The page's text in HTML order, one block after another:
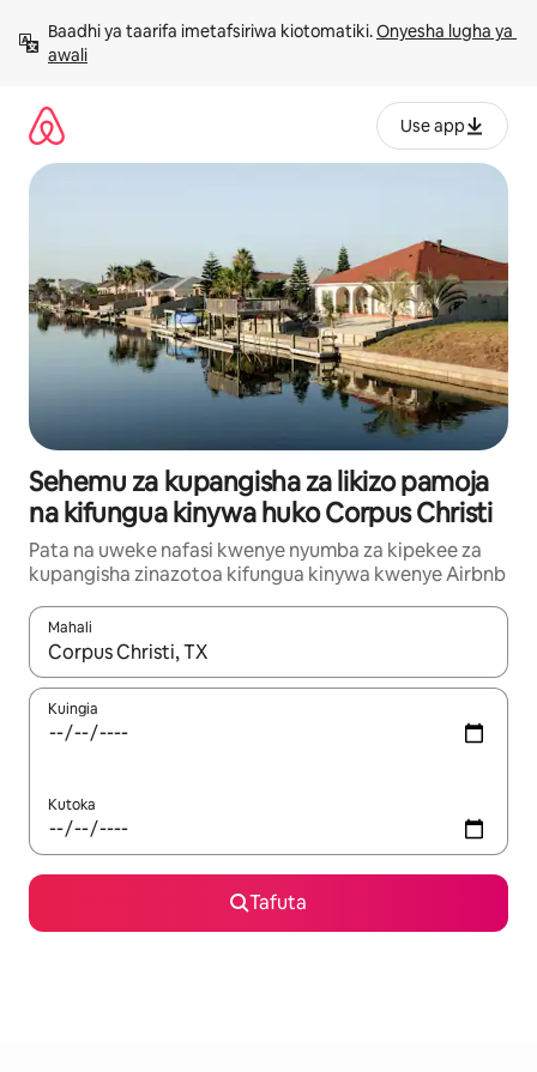
kwenda
kwenye
Baadhi ya taarifa imetafsiriwa kiotomatiki. Onyesha lugha ya
awali
Use app
Sehemu za kupangisha za likizo pamoja
na kifungua kinywa huko Corpus Christi
Pata na uweke nafasi kwenye nyumba za kipekee za
kupangisha zinazotoa kifungua kinywa kwenye Airbnb
Mahali
Wakati matokeo yanapatikana, vinjari kwa kutumia vitufe vya
Kuingia
Kutoka
Tafuta